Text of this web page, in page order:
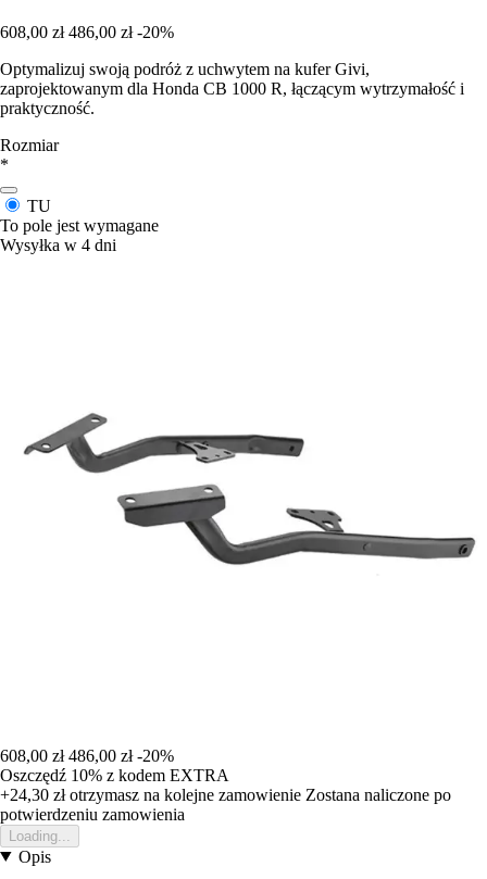
608,00 zł 486,00 zł -20%
Optymalizuj swoją podróż z uchwytem na kufer Givi,
zaprojektowanym dla Honda CB 1000 R, łączącym wytrzymałość i
praktyczność.
Rozmiar
*
TU
To pole jest wymagane
Wysyłka w 4 dni
608,00 zł 486,00 zł -20%
Oszczędź 10% z kodem EXTRA
+24,30 złotrzymasz na kolejne zamowienie Zostana naliczone po
potwierdzeniu zamowienia
Loading...
Opis